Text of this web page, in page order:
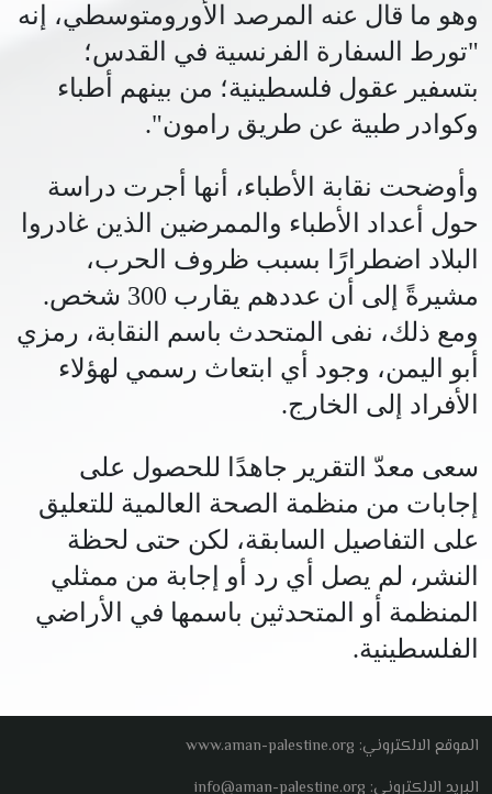
وهو ما قال عنه المرصد الأورومتوسطي، إنه
"تورط السفارة الفرنسية في القدس؛
بتسفير عقول فلسطينية؛ من بينهم أطباء
وكوادر طبية عن طريق رامون".
وأوضحت نقابة الأطباء، أنها أجرت دراسة
حول أعداد الأطباء والممرضين الذين غادروا
البلاد اضطرارًا بسبب ظروف الحرب،
مشيرةً إلى أن عددهم يقارب 300 شخص.
ومع ذلك، نفى المتحدث باسم النقابة، رمزي
أبو اليمن، وجود أي ابتعاث رسمي لهؤلاء
الأفراد إلى الخارج.
سعى معدّ التقرير جاهدًا للحصول على
إجابات من منظمة الصحة العالمية للتعليق
على التفاصيل السابقة، لكن حتى لحظة
النشر، لم يصل أي رد أو إجابة من ممثلي
المنظمة أو المتحدثين باسمها في الأراضي
الفلسطينية.
الموقع الالكتروني: www.aman-palestine.org
البريد الالكتروني: info@aman-palestine.org